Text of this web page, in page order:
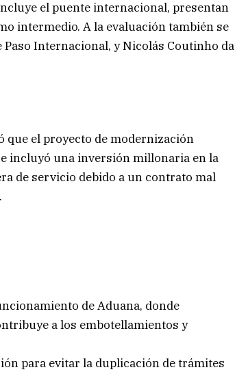
el puente internacional, presentan
intermedio. A la evaluación también se
Internacional, y Nicolás Coutinho da
que el proyecto de modernización
incluyó una inversión millonaria en la
de servicio debido a un contrato mal
de Aduana, donde
a los embotellamientos y
para evitar la duplicación de trámites